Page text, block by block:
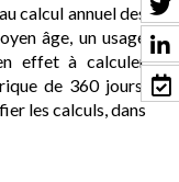
calcul annuel des
âge, un usage
effet à calculer
de 360 jours,
les calculs, dans